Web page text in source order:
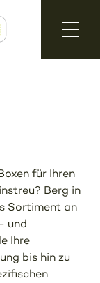
für Ihren
Berg in
Sortiment an
und
Ihre
bis hin zu